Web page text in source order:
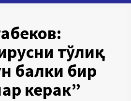
тўлиқ
балки бир
керак”